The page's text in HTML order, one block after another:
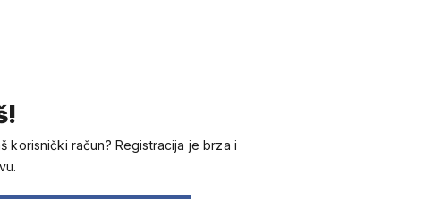
korisnički račun? Registracija je brza i